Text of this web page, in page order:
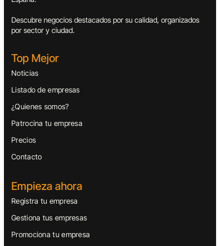
Descubre negocios destacados por su calidad, organizados
por sector y ciudad.
Top Mejor
Noticias
Listado de empresas
¿Quienes somos?
Patrocina tu empresa
Precios
Contacto
Empieza ahora
Registra tu empresa
Gestiona tus empresas
Promociona tu empresa